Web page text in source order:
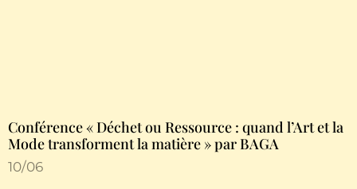
Conférence « Déchet ou Ressource : quand l’Art et la
Mode transforment la matière » par BAGA
10/06